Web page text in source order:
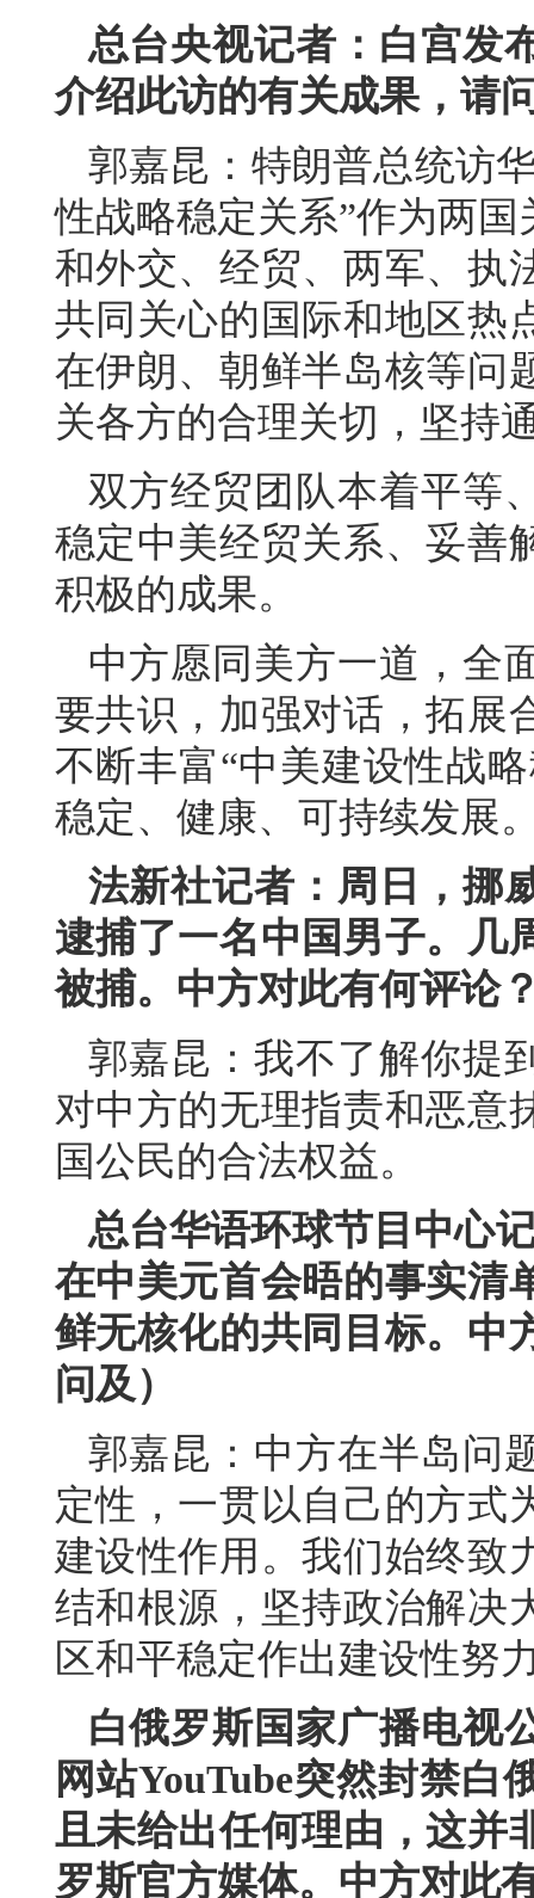
总台央视记者：白宫发
介绍此访的有关成果，请
郭嘉昆：特朗普总统访
性战略稳定关系”作为两
和外交、经贸、两军、执
共同关心的国际和地区热
在伊朗、朝鲜半岛核等问
关各方的合理关切，坚持
双方经贸团队本着平等
稳定中美经贸关系、妥善
积极的成果。
中方愿同美方一道，全
要共识，加强对话，拓展
不断丰富“中美建设性战
稳定、健康、可持续发展
法新社记者：周日，挪
逮捕了一名中国男子。几
被捕。中方对此有何评论
郭嘉昆：我不了解你提
对中方的无理指责和恶意
国公民的合法权益。
总台华语环球节目中心
在中美元首会晤的事实清
鲜无核化的共同目标。中
问及）
郭嘉昆：中方在半岛问
定性，一贯以自己的方式
建设性作用。我们始终致
结和根源，坚持政治解决
区和平稳定作出建设性努
白俄罗斯国家广播电视
网站YouTube突然封禁白
且未给出任何理由，这并
罗斯官方媒体。中方对此